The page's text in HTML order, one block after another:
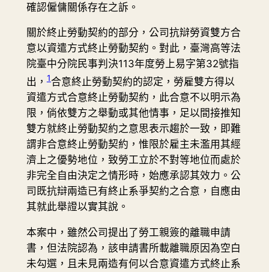
確認僱傭關係存在之訴。
關於終止勞動契約的部分，公司抗辯勞資雙方合
意以資遣方式終止勞動契約。對此，臺灣高等法
院臺中分院民事判決113年度勞上易字第32號指
出，1合意終止勞動契約的認定，勞雇雙方得以
資遣方式合意終止勞動契約，此合意不以明示為
限，倘依雙方之舉動或其他情事，足以間接推知
雙方就終止勞動契約之意思表示趨於一致，即難
謂非合意終止勞動契約，惟限於雇主未濫用其經
濟上之優勢地位，致勞工立於不對等地位而處於
非完全自由決定之情形時，始應承認其效力。公
司既抗辯兩造已有終止系爭契約之合意，自應由
其就此舉證以實其說。
本案中，雖然公司提出了勞工親簽的離職申請
書，但法院認為，該申請書所載離職原因為空白
未勾選，且未見兩造有何以合意資遣方式終止系